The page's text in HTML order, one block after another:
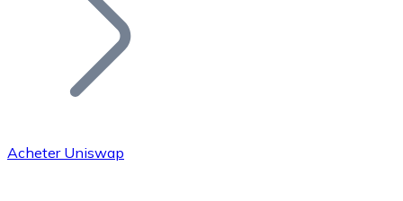
Acheter Uniswap